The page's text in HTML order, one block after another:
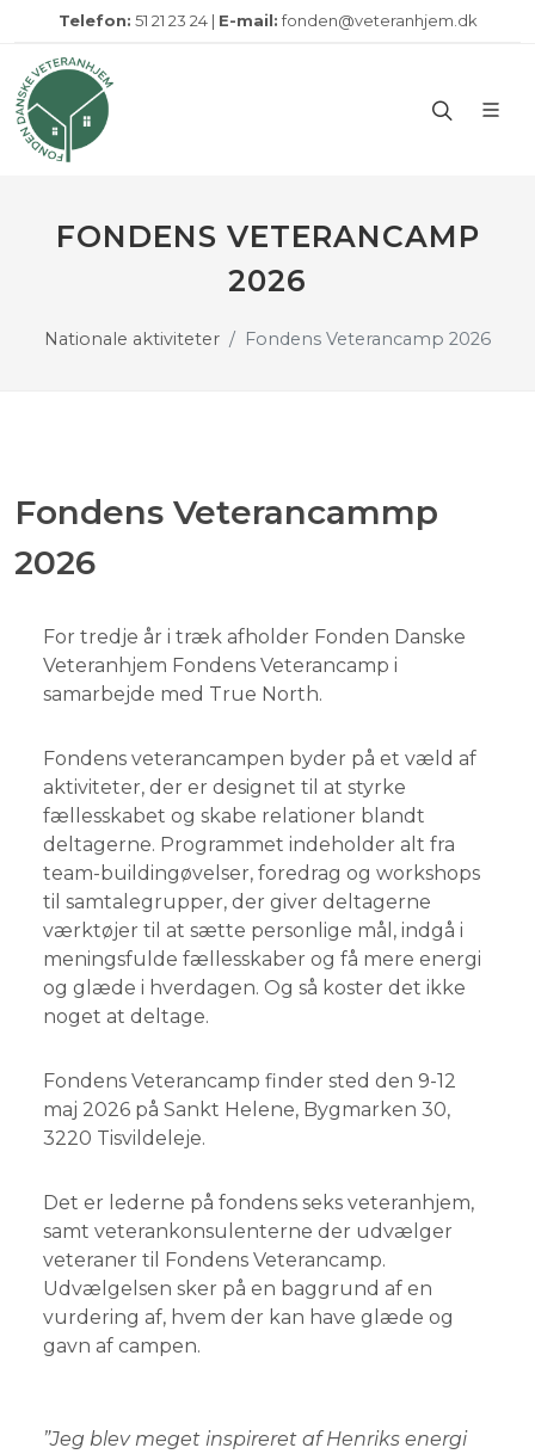
Telefon: 51 21 23 24 | E-mail: fonden@veteranhjem.dk
FONDENS VETERANCAMP
2026
Nationale aktiviteter Fondens Veterancamp 2026
Fondens Veterancammp
2026
For tredje år i træk afholder Fonden Danske
Veteranhjem Fondens Veterancamp i
samarbejde med True North.
Fondens veterancampen byder på et væld af
aktiviteter, der er designet til at styrke
fællesskabet og skabe relationer blandt
deltagerne. Programmet indeholder alt fra
team-buildingøvelser, foredrag og workshops
til samtalegrupper, der giver deltagerne
værktøjer til at sætte personlige mål, indgå i
meningsfulde fællesskaber og få mere energi
og glæde i hverdagen. Og så koster det ikke
noget at deltage.
Fondens Veterancamp finder sted den 9-12
maj 2026 på Sankt Helene, Bygmarken 30,
3220 Tisvildeleje.
Det er lederne på fondens seks veteranhjem,
samt veterankonsulenterne der udvælger
veteraner til Fondens Veterancamp.
Udvælgelsen sker på en baggrund af en
vurdering af, hvem der kan have glæde og
gavn af campen.
”Jeg blev meget inspireret af Henriks energi